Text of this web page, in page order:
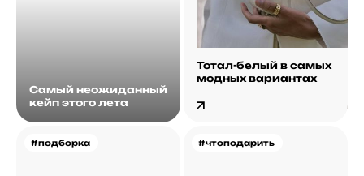
Самый неожиданный
кейп этого лета
Тотал-белый в самых
модных вариантах
#подборка #чтоподарить